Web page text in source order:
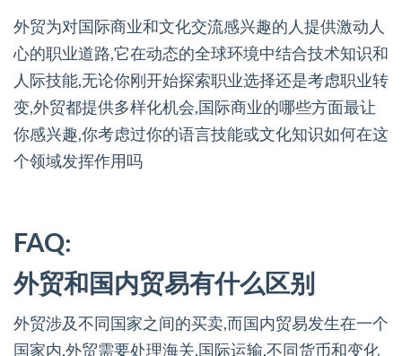
外贸为对国际商业和文化交流感兴趣的人提供激动人
心的职业道路,它在动态的全球环境中结合技术知识和
人际技能,无论你刚开始探索职业选择还是考虑职业转
变,外贸都提供多样化机会,国际商业的哪些方面最让
你感兴趣,你考虑过你的语言技能或文化知识如何在这
个领域发挥作用吗
FAQ:
外贸和国内贸易有什么区别
外贸涉及不同国家之间的买卖,而国内贸易发生在一个
国家内,外贸需要处理海关,国际运输,不同货币和变化